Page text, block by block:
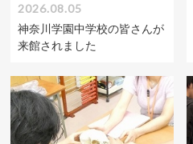
2026.08.05
神奈川学園中学校の皆さんが
来館されました